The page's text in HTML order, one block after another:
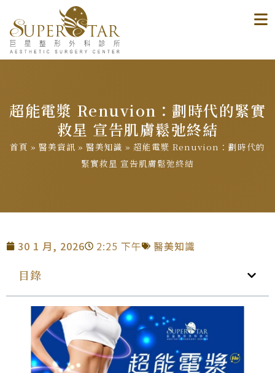
超能電漿 Renuvion：劃時代的緊實
救星 宣告肌膚鬆弛終結
首頁 » 醫美資訊 » 醫美知識 » 超能電漿 Renuvion：劃時代的
緊實救星 宣告肌膚鬆弛終結
30 1 月, 2026 2:25 下午 醫美知識
目錄